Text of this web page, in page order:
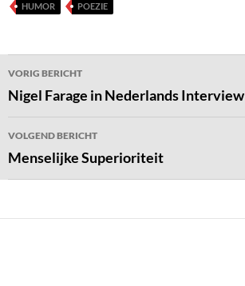
HUMOR POEZIE
Bericht
navigatie
VORIG BERICHT
Nigel Farage in Nederlands Interview
VOLGEND BERICHT
Menselijke Superioriteit